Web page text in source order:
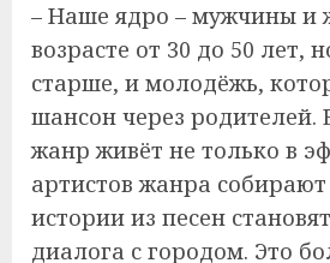
– Наше ядро – мужчины и
возрасте от 30 до 50 лет,
старше, и молодёжь,
шансон через родителей.
жанр живёт не только в
артистов жанра
истории из песен
диалога с городом. Это